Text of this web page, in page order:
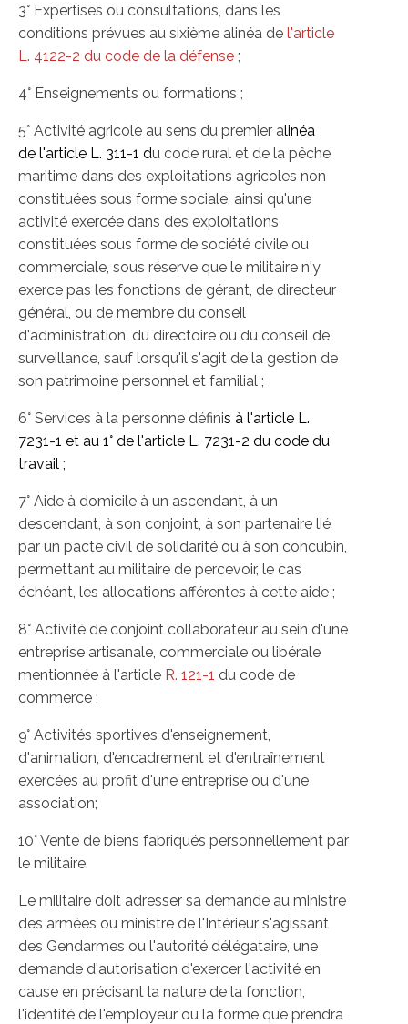
3° Expertises ou consultations, dans les
conditions prévues au sixième alinéa de l'article
L. 4122-2 du code de la défense ;
4° Enseignements ou formations ;
5° Activité agricole au sens du premier alinéa
de l'article L. 311-1 du code rural et de la pêche
maritime dans des exploitations agricoles non
constituées sous forme sociale, ainsi qu'une
activité exercée dans des exploitations
constituées sous forme de société civile ou
commerciale, sous réserve que le militaire n'y
exerce pas les fonctions de gérant, de directeur
général, ou de membre du conseil
d'administration, du directoire ou du conseil de
surveillance, sauf lorsqu'il s'agit de la gestion de
son patrimoine personnel et familial ;
6° Services à la personne définis à l'article L.
7231-1 et au 1° de l'article L. 7231-2 du code du
travail ;
7° Aide à domicile à un ascendant, à un
descendant, à son conjoint, à son partenaire lié
par un pacte civil de solidarité ou à son concubin,
permettant au militaire de percevoir, le cas
échéant, les allocations afférentes à cette aide ;
8° Activité de conjoint collaborateur au sein d'une
entreprise artisanale, commerciale ou libérale
mentionnée à l'article R. 121-1 du code de
commerce ;
9° Activités sportives d'enseignement,
d'animation, d'encadrement et d'entraînement
exercées au profit d'une entreprise ou d'une
association;
10° Vente de biens fabriqués personnellement par
le militaire.
Le militaire doit adresser sa demande au ministre
des armées ou ministre de l'Intérieur s'agissant
des Gendarmes ou l'autorité délégataire, une
demande d'autorisation d'exercer l'activité en
cause en précisant la nature de la fonction,
l'identité de l'employeur ou la forme que prendra